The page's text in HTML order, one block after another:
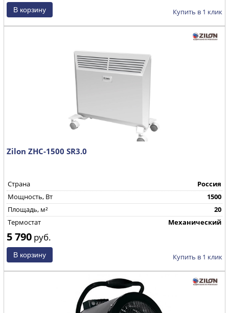
Купить в 1 клик
Zilon ZHC-1500 SR3.0
Страна
Россия
Mощность, Вт
1500
Площадь, м²
20
Термостат
Механический
5 790 руб.
Купить в 1 клик